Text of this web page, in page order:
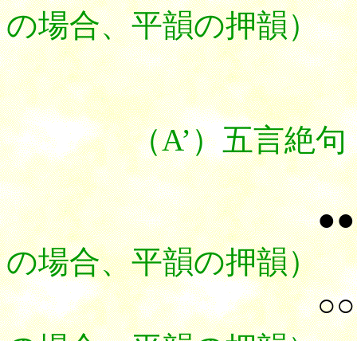
の場合、平韻の押韻）
（A’）五言絶句（
の場合、平韻の押韻）